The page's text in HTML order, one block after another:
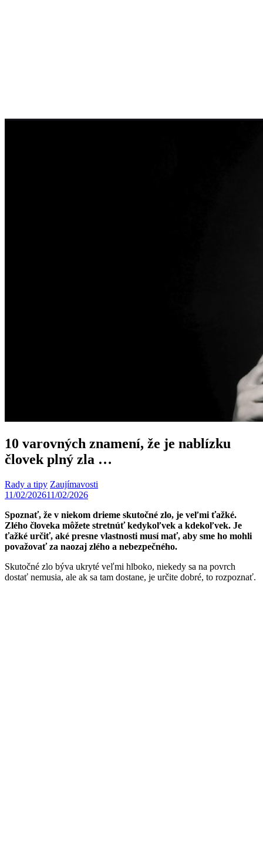
10 varovných znamení, že je nablízku
človek plný zla …
Rady a tipy Zaujímavosti
11/02/202611/02/2026
Spoznať, že v niekom drieme skutočné zlo, je veľmi ťažké.
Zlého človeka môžete stretnúť kedykoľvek a kdekoľvek. Je
ťažké určiť, aké presne vlastnosti musí mať, aby sme ho mohli
považovať za naozaj zlého a nebezpečného.
Skutočné zlo býva ukryté veľmi hlboko, niekedy sa na povrch
dostať nemusia, ale ak sa tam dostane, je určite dobré, to rozpoznať.